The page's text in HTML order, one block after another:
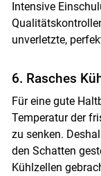
Intensive
unverletzte,
6. Rasches
Für eine gute
Temperatur der
zu senken.
den Schatten
Kühlzellen